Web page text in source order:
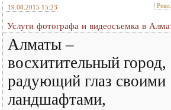
19.08.2015 15:23
Услуги фотографа и видеосъемка в
Алматы –
восхитительный город,
радующий глаз своими
ландшафтами,